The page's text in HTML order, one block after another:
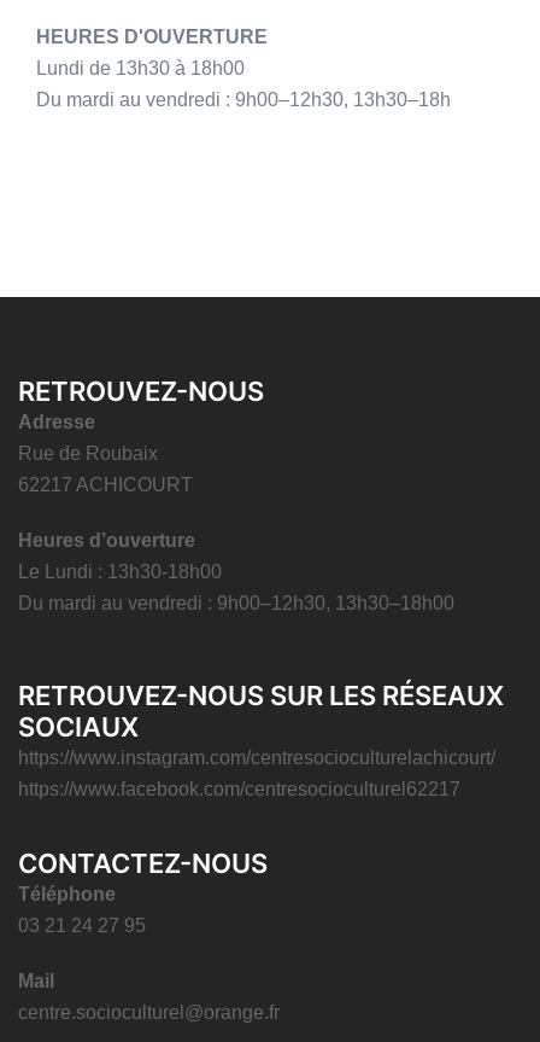
HEURES D'OUVERTURE
Lundi de 13h30 à 18h00
Du mardi au vendredi : 9h00–12h30, 13h30–18h
RETROUVEZ-NOUS
Adresse
Rue de Roubaix
62217 ACHICOURT
Heures d’ouverture
Le Lundi : 13h30-18h00
Du mardi au vendredi : 9h00–12h30, 13h30–18h00
RETROUVEZ-NOUS SUR LES RÉSEAUX
SOCIAUX
https://www.instagram.com/centresocioculturelachicourt/
https://www.facebook.com/centresocioculturel62217
CONTACTEZ-NOUS
Téléphone
03 21 24 27 95
Mail
centre.socioculturel@orange.fr